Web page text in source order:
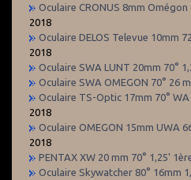
Oculaire CRONUS 8mm Omégon
2018
Oculaire DELOS Televue 10mm
2018
Oculaire SWA LUNT 20mm 70°
Oculaire SWA OMEGON 70° 26
Oculaire TS-Optic 17mm 70°
2018
Oculaire OMEGON 15mm UWA
2018
PENTAX XW 20 mm 70° 1,25'
Oculaire Skywatcher 80° 16mm